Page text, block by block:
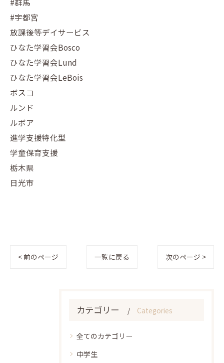
#宇都宮
放課後等デイサービス
ひなた学習会Bosco
ひなた学習会Lund
ひなた学習会LeBois
ボスコ
ルンド
ルボア
進学支援特化型
学童保育支援
栃木県
日光市
< 前のページ 一覧に戻る 次のページ >
カテゴリー Categories
全てのカテゴリー
中学生